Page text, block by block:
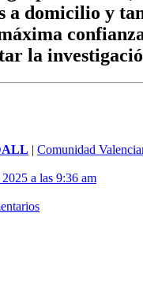
a domicilio y
la
| Comunidad
a las 9:36 am